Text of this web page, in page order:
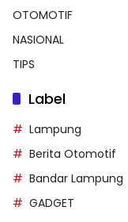
OTOMOTIF
NASIONAL
TIPS
Label
Lampung
Berita Otomotif
Bandar Lampung
GADGET